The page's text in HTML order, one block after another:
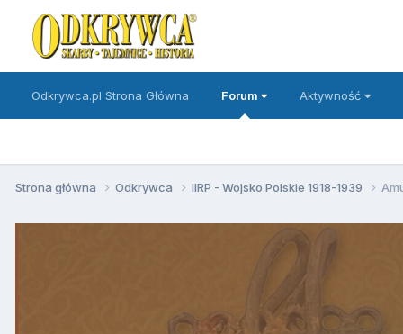
Odkrywca.pl Strona Główna Forum Aktywność
Strona główna Odkrywca IIRP - Wojsko Polskie 1918-1939